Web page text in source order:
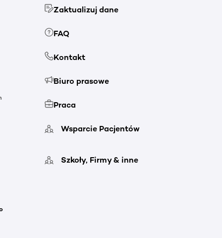
Zaktualizuj dane
FAQ
Kontakt
Biuro prasowe
Praca
Wsparcie Pacjentów
Szkoły, Firmy & inne